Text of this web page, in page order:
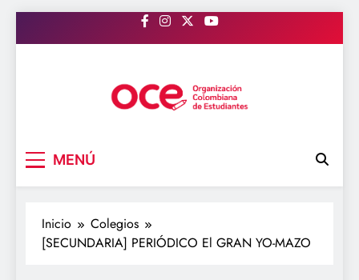
al
MENÚ
Inicio
Colegios
[SECUNDARIA] PERIÓDICO El GRAN YO-MAZO